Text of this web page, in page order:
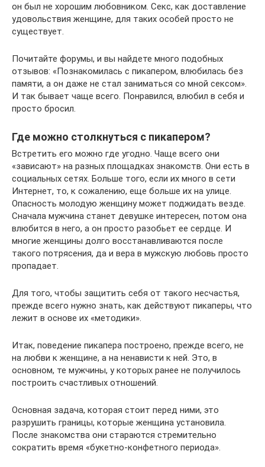
он был не хорошим любовником. Секс, как доставление
удовольствия женщине, для таких особей просто не
существует.
Почитайте форумы, и вы найдете много подобных
отзывов: «Познакомилась с пикапером, влюбилась без
памяти, а он даже не стал заниматься со мной сексом».
И так бывает чаще всего. Понравился, влюбил в себя и
просто бросил.
Где можно столкнуться с пикапером?
Встретить его можно где угодно. Чаще всего они
«зависают» на разных площадках знакомств. Они есть в
социальных сетях. Больше того, если их много в сети
Интернет, то, к сожалению, еще больше их на улице.
Опасность молодую женщину может поджидать везде.
Сначала мужчина станет девушке интересен, потом она
влюбится в него, а он просто разобьет ее сердце. И
многие женщины долго восстанавливаются после
такого потрясения, да и вера в мужскую любовь просто
пропадает.
Для того, чтобы защитить себя от такого несчастья,
прежде всего нужно знать, как действуют пикаперы, что
лежит в основе их «методики».
Итак, поведение пикапера построено, прежде всего, не
на любви к женщине, а на ненависти к ней. Это, в
основном, те мужчины, у которых ранее не получилось
построить счастливых отношений.
Основная задача, которая стоит перед ними, это
разрушить границы, которые женщина установила.
После знакомства они стараются стремительно
сократить время «букетно-конфетного периода».